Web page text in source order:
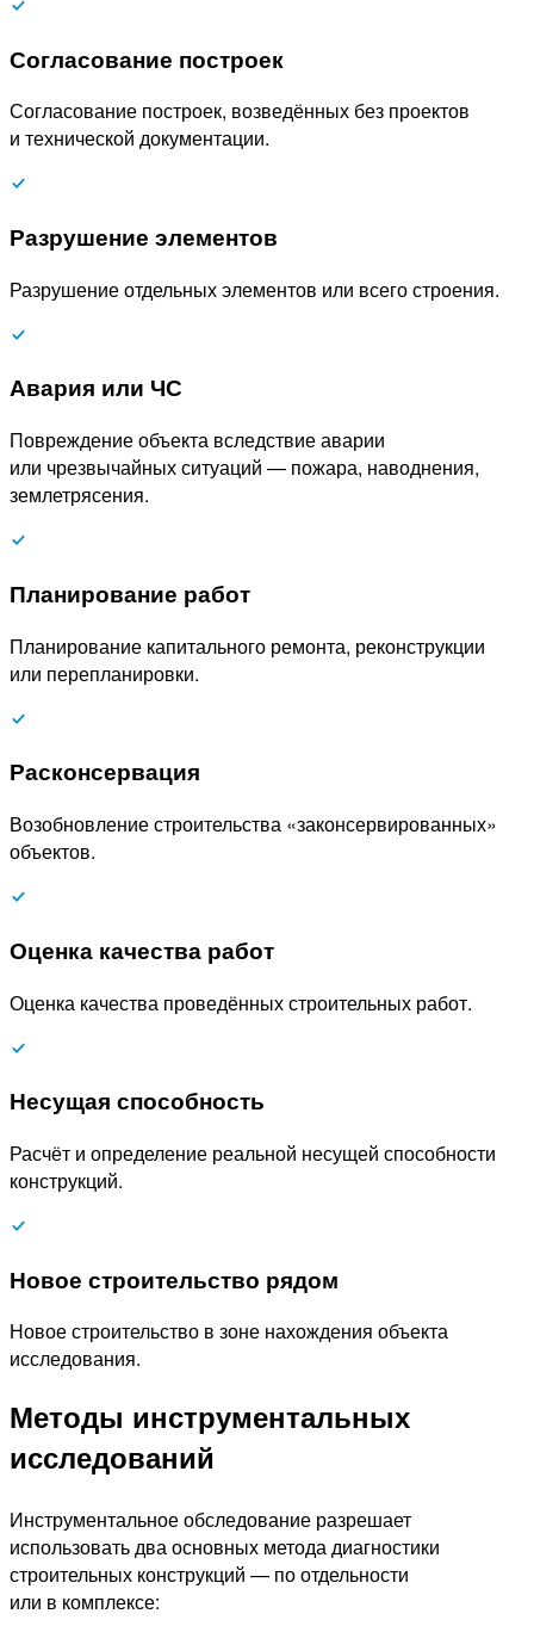
Согласование построек
Согласование построек, возведённых без проектов
и технической документации.
Разрушение элементов
Разрушение отдельных элементов или всего строения.
Авария или ЧС
Повреждение объекта вследствие аварии
или чрезвычайных ситуаций — пожара, наводнения,
землетрясения.
Планирование работ
Планирование капитального ремонта, реконструкции
или перепланировки.
Расконсервация
Возобновление строительства «законсервированных»
объектов.
Оценка качества работ
Оценка качества проведённых строительных работ.
Несущая способность
Расчёт и определение реальной несущей способности
конструкций.
Новое строительство рядом
Новое строительство в зоне нахождения объекта
исследования.
Методы инструментальных
исследований
Инструментальное обследование разрешает
использовать два основных метода диагностики
строительных конструкций — по отдельности
или в комплексе: